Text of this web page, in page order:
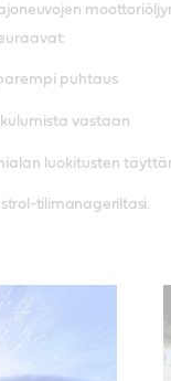
puhtaus
kulumista vastaan
luokitusten
tilimanageriltasi.